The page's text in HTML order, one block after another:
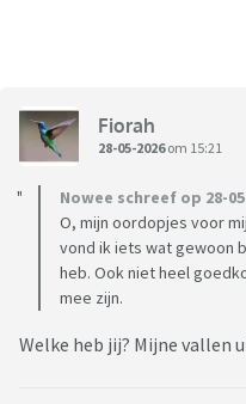
Fiorah
28-05-2026om 15:21
Nowee schreef op 28-
O, mijn oordopjes voor
vond ik iets wat gewoon
heb. Ook niet heel
mee zijn.
Welke heb jij? Mijne vallen